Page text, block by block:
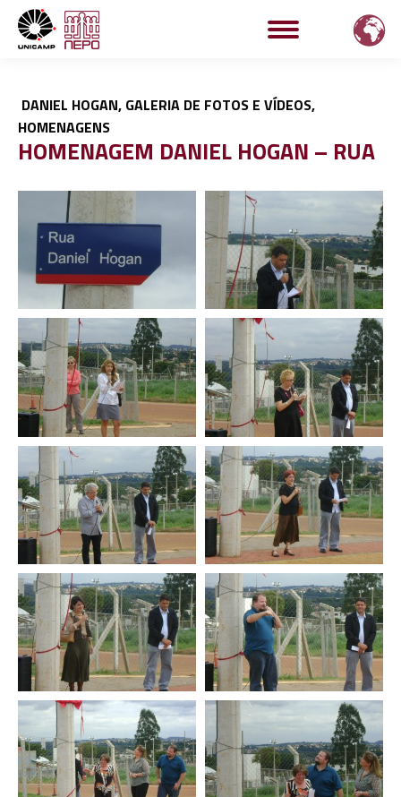
HOMENAGEM DANIEL HOGAN – RUA
DANIEL HOGAN, GALERIA DE FOTOS E VÍDEOS,
HOMENAGENS